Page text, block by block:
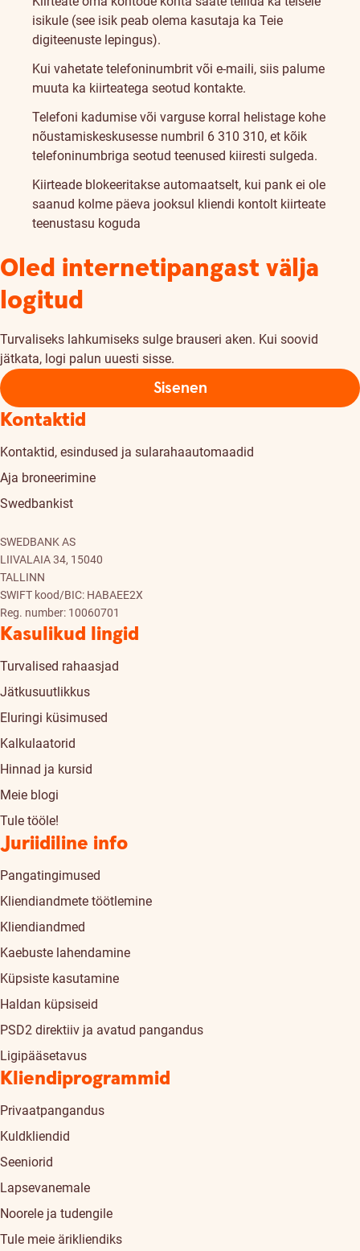
isikule (see isik peab olema kasutaja ka Teie
digiteenuste lepingus).
Kui vahetate telefoninumbrit või e-maili, siis palume
muuta ka kiirteatega seotud kontakte.
Telefoni kadumise või varguse korral helistage kohe
nõustamiskeskusesse numbril 6 310 310, et kõik
telefoninumbriga seotud teenused kiiresti sulgeda.
Kiirteade blokeeritakse automaatselt, kui pank ei ole
saanud kolme päeva jooksul kliendi kontolt kiirteate
teenustasu koguda
Oled internetipangast välja
logitud
Turvaliseks lahkumiseks sulge brauseri aken. Kui soovid
jätkata, logi palun uuesti sisse.
Sisenen
Kontaktid
Kontaktid, esindused ja sularahaautomaadid
Aja broneerimine
Swedbankist
SWEDBANK AS
LIIVALAIA 34, 15040
TALLINN
SWIFT kood/BIC: HABAEE2X
Reg. number: 10060701
Kasulikud lingid
Turvalised rahaasjad
Jätkusuutlikkus
Eluringi küsimused
Kalkulaatorid
Hinnad ja kursid
Meie blogi
Tule tööle!
Juriidiline info
Pangatingimused
Kliendiandmete töötlemine
Kliendiandmed
Kaebuste lahendamine
Küpsiste kasutamine
Haldan küpsiseid
PSD2 direktiiv ja avatud pangandus
Ligipääsetavus
Kliendiprogrammid
Privaatpangandus
Kuldkliendid
Seeniorid
Lapsevanemale
Noorele ja tudengile
Tule meie ärikliendiks